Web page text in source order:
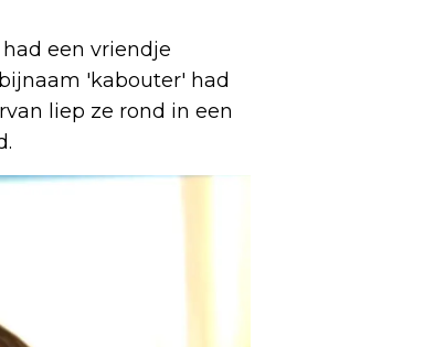
een vriendje
'kabouter' had
liep ze rond in een